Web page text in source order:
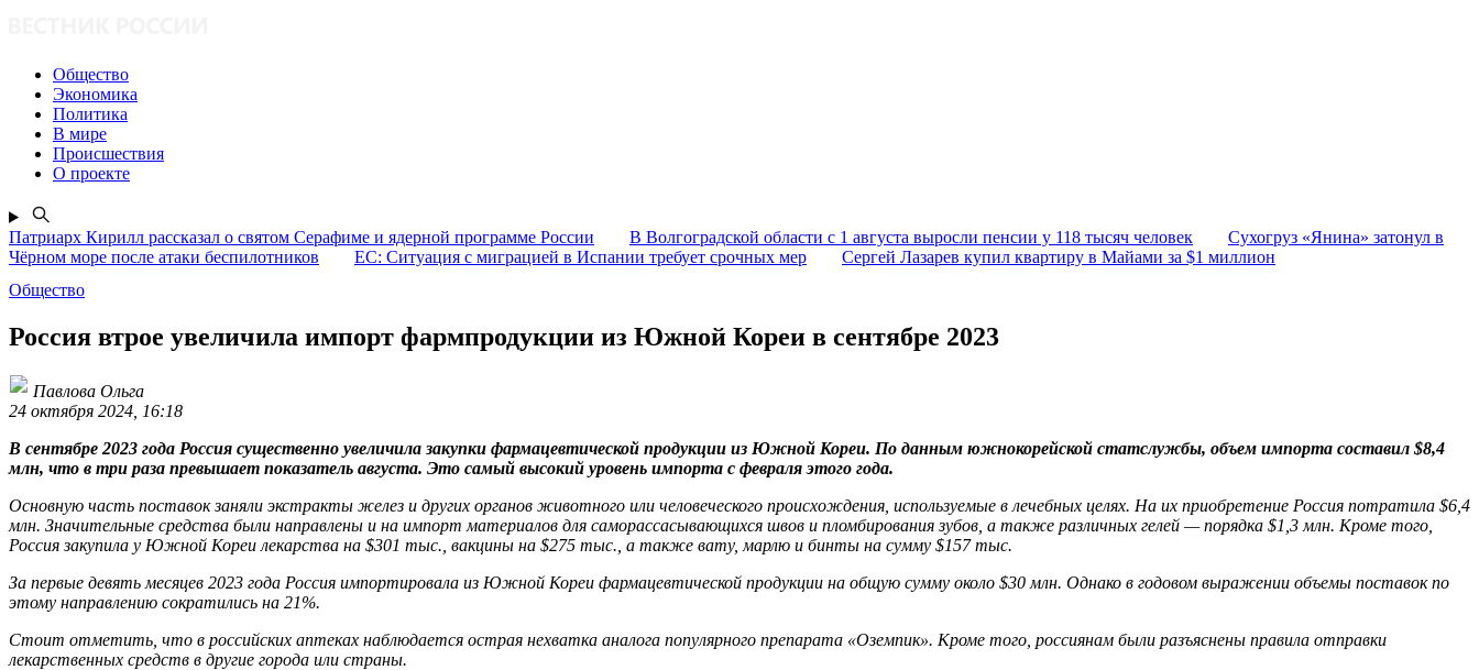
Общество
Экономика
Политика
В мире
Происшествия
О проекте
Патриарх Кирилл рассказал о святом Серафиме и ядерной программе России В Волгоградской области с 1 августа выросли пенсии у 118 тысяч человек
Сухогруз «Янина» затонул в
Чёрном море после атаки беспилотников
ЕС: Ситуация с миграцией в Испании требует срочных мер
Сергей Лазарев купил квартиру в Майами за $1 миллион
Общество
Россия втрое увеличила импорт фармпродукции из Южной Кореи в сентябре 2023
Павлова Ольга
24 октября 2024, 16:18
В сентябре 2023 года Россия существенно увеличила закупки фармацевтической продукции из Южной Кореи. По данным южнокорейской статслужбы, объем импорта составил $8,4
млн, что в три раза превышает показатель августа. Это самый высокий уровень импорта с февраля этого года.
Основную часть поставок заняли экстракты желез и других органов животного или человеческого происхождения, используемые в лечебных целях. На их приобретение Россия потратила $6,4
млн. Значительные средства были направлены и на импорт материалов для саморассасывающихся швов и пломбирования зубов, а также различных гелей — порядка $1,3 млн. Кроме того,
Россия закупила у Южной Кореи лекарства на $301 тыс., вакцины на $275 тыс., а также вату, марлю и бинты на сумму $157 тыс.
За первые девять месяцев 2023 года Россия импортировала из Южной Кореи фармацевтической продукции на общую сумму около $30 млн. Однако в годовом выражении объемы поставок по
этому направлению сократились на 21%.
Стоит отметить, что в российских аптеках наблюдается острая нехватка аналога популярного препарата «Оземпик». Кроме того, россиянам были разъяснены правила отправки
лекарственных средств в другие города или страны.